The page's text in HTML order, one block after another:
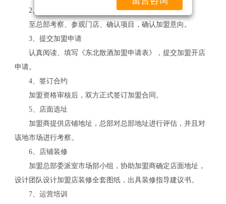
2、总部考察
至总部考察、参观门店、确认项目，确认加盟意向。
3、提交加盟申请
认真阅读、填写《东北散酒加盟申请表》，提交加盟开店
申请。
4、签订合约
加盟资格审核后，双方正式签订加盟合同。
5、店面选址
加盟商提供店铺地址，总部对总部地址进行评估，并且对
该地市场进行考察。
6、店铺装修
加盟总部委派室市场部小组，协助加盟商确定店面地址，
设计团队设计加盟店装修全套图纸，出具装修指导建议书。
7、运营培训